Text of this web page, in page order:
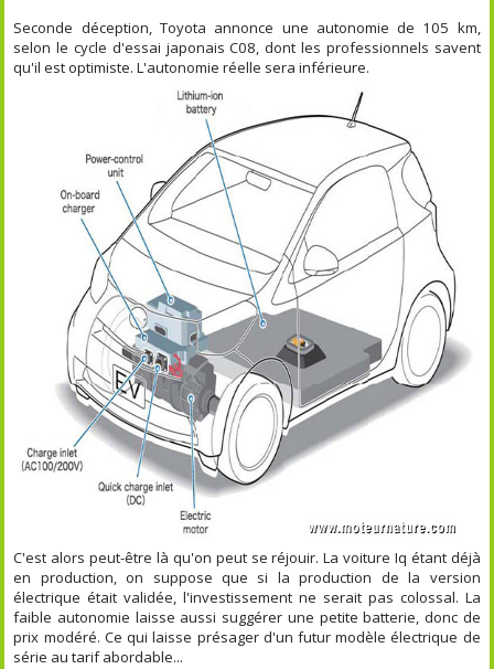
Seconde déception, Toyota annonce une autonomie de 105 km,
selon le cycle d'essai japonais C08, dont les professionnels savent
qu'il est optimiste. L'autonomie réelle sera inférieure.
C'est alors peut-être là qu'on peut se réjouir. La voiture Iq étant déjà
en production, on suppose que si la production de la version
électrique était validée, l'investissement ne serait pas colossal. La
faible autonomie laisse aussi suggérer une petite batterie, donc de
prix modéré. Ce qui laisse présager d'un futur modèle électrique de
série au tarif abordable...